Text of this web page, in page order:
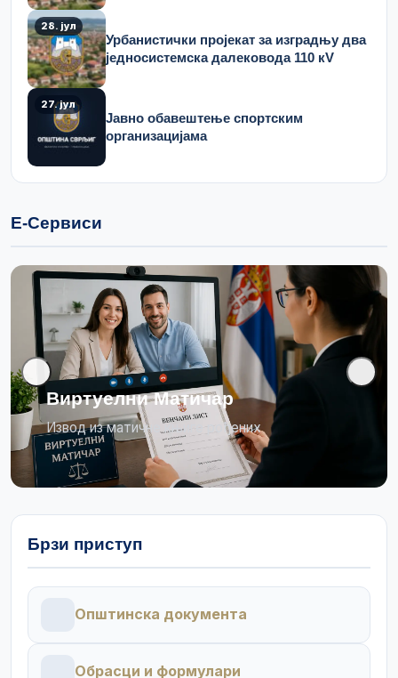
28. јул
Урбанистички пројекат за изградњу два
једносистемска далековода 110 кV
27. јул
Јавно обавештење спортским
организацијама
Е-Сервиси
Виртуелни Матичар
Извод из матичне књиге рођених
Брзи приступ
Општинска документа
Обрасци и формулари